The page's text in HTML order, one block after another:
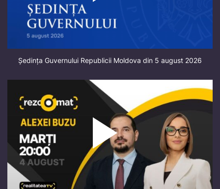
Ședința Guvernului Republicii Moldova din 5 august 2026